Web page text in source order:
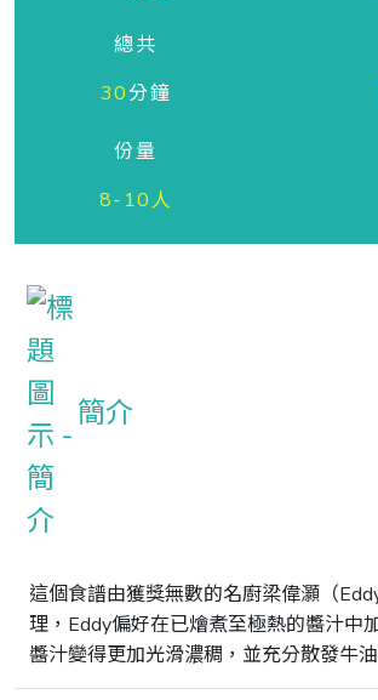
總共
30分鐘
份量
8-10人
簡介
這個食譜由獲獎無數的名廚梁偉灝（
理，Eddy偏好在已燴煮至極熱的醬汁中
醬汁變得更加光滑濃稠，並充分散發牛